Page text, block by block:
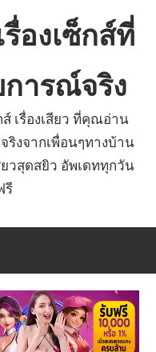
รื่องเซ็กส์ที่
การณ์จริง
ส์ เรื่องเสียว ที่คุณอ่าน
ริงจากเพื่อนๆทางบ้าน
วสุดสยิว อัพเดททุกวัน
รี